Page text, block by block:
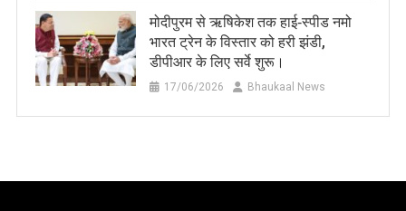
मोदीपुरम से ऋषिकेश तक हाई‑स्पीड नमो
भारत ट्रेन के विस्तार को हरी झंडी,
डीपीआर के लिए सर्वे शुरू।
17/06/2026 Bhaukaal News